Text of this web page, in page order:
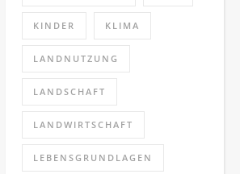
KINDER KLIMA
LANDNUTZUNG
LANDSCHAFT
LANDWIRTSCHAFT
LEBENSGRUNDLAGEN